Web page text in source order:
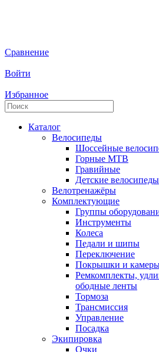
Сравнение
Войти
Избранное
Каталог
Велосипеды
Шоссейные
Горные МTB
Гравийные
Детские велосипеды
Велотренажёры
Комплектующие
Группы
Инструменты
Колеса
Педали и шипы
Переключение
Покрышки и
Ремкомплекты,
ободные ленты
Тормоза
Трансмиссия
Управление
Посадка
Экипировка
Очки